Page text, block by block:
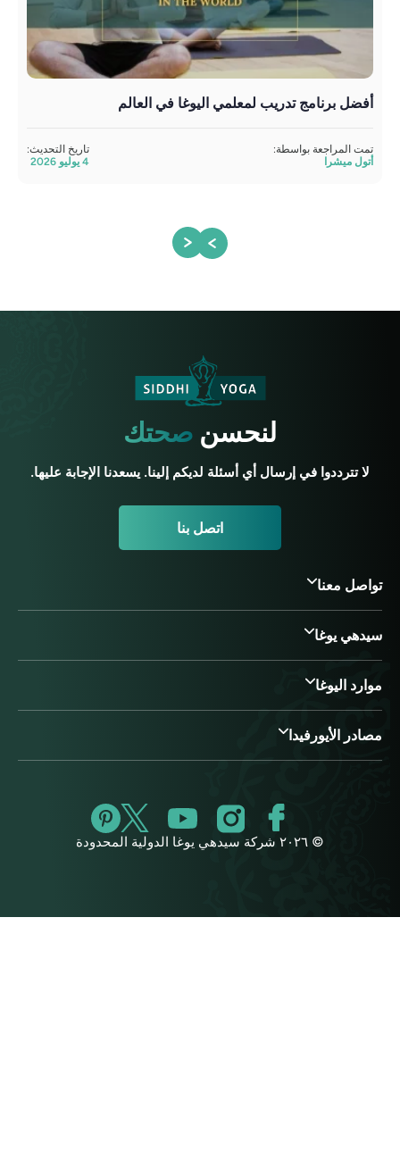
أفضل برنامج تدريب لمعلمي اليوغا في العالم
تمت المراجعة بواسطة:
أتول ميشرا
تاريخ التحديث:
لنحسنصحتك
لا تترددوا في إرسال أي أسئلة لديكم إلينا. يسعدنا الإجابة عليها.
اتصل بنا
تواصل معنا
سيدهي يوغا
موارد اليوغا
مصادر الأيورفيدا
© ٢٠٢٦ شركة سيدهي يوغا الدولية المحدودة